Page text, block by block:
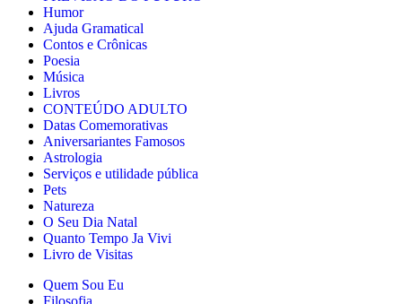
Humor
Ajuda Gramatical
Contos e Crônicas
Poesia
Música
Livros
CONTEÚDO ADULTO
Datas Comemorativas
Aniversariantes Famosos
Astrologia
Serviços e utilidade pública
Pets
Natureza
O Seu Dia Natal
Quanto Tempo Ja Vivi
Livro de Visitas
Quem Sou Eu